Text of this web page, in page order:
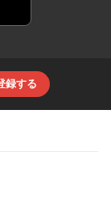
録する